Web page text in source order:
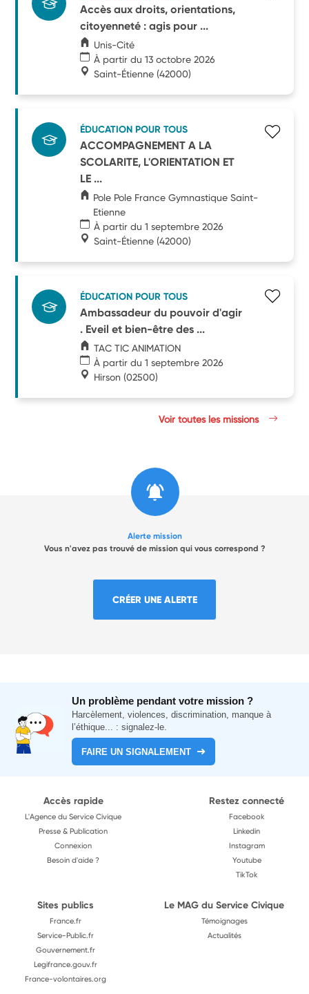
Accès aux droits, orientations,
citoyenneté : agis pour ...
Unis-Cité
À partir du 13 octobre 2026
Saint-Étienne (42000)
ÉDUCATION POUR TOUS
ACCOMPAGNEMENT A LA
SCOLARITE, L'ORIENTATION ET
LE ...
Pole Pole France Gymnastique Saint-
Etienne
À partir du 1 septembre 2026
Saint-Étienne (42000)
ÉDUCATION POUR TOUS
Ambassadeur du pouvoir d'agir
. Eveil et bien-être des ...
TAC TIC ANIMATION
À partir du 1 septembre 2026
Hirson (02500)
Voir toutes les missions
Alerte mission
Vous n'avez pas trouvé de mission qui vous correspond ?
CRÉER UNE ALERTE
Un problème pendant votre mission ?
Harcèlement, violences, discrimination, manque à
l’éthique... : signalez-le.
FAIRE UN SIGNALEMENT
Accès rapide
L'Agence du Service Civique
Presse & Publication
Connexion
Besoin d'aide ?
Restez connecté
Facebook
Linkedin
Instagram
Youtube
TikTok
Sites publics
France.fr
Service-Public.fr
Gouvernement.fr
Legifrance.gouv.fr
France-volontaires.org
Le MAG du Service Civique
Témoignages
Actualités